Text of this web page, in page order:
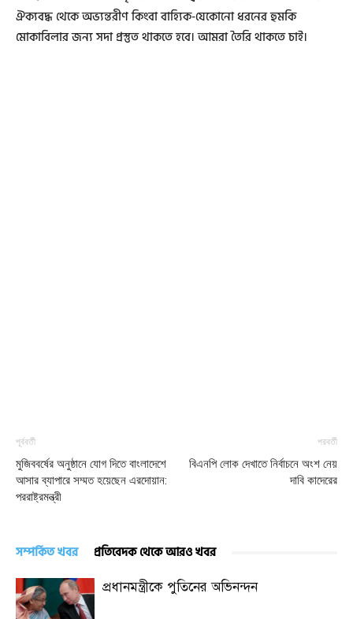
ঐক্যবদ্ধ থেকে অভ্যন্তরীণ কিংবা বাহ্যিক-যেকোনো ধরনের হুমকি
মোকাবিলার জন্য সদা প্রস্তুত থাকতে হবে। আমরা তৈরি থাকতে চাই।
পূর্ববর্তী
মুজিববর্ষের অনুষ্ঠানে যোগ দিতে বাংলাদেশে
আসার ব্যাপারে সম্মত হয়েছেন এরদোয়ান:
পররাষ্ট্রমন্ত্রী
পরবর্তী
বিএনপি লোক দেখাতে নির্বাচনে অংশ নেয়
দাবি কাদেরের
সম্পর্কিত খবর প্রতিবেদক থেকে আরও খবর
প্রধানমন্ত্রীকে পুতিনের অভিনন্দন